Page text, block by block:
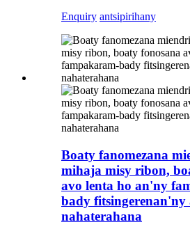
Enquiry antsipirihany
Boaty fanomezana
mihaja misy ribon,
avo lenta ho an'ny
bady fitsingerenan'ny
nahaterahana